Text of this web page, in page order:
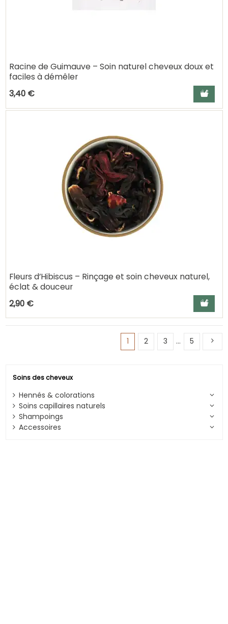
Racine de Guimauve – Soin naturel cheveux doux et
faciles à démêler
3,40 €
Ajouter
Fleurs d’Hibiscus – Rinçage et soin cheveux naturel,
éclat & douceur
2,90 €
Ajouter
1 2 3 … 5
Soins des cheveux
Hennés & colorations
Soins capillaires naturels
Shampoings
Accessoires